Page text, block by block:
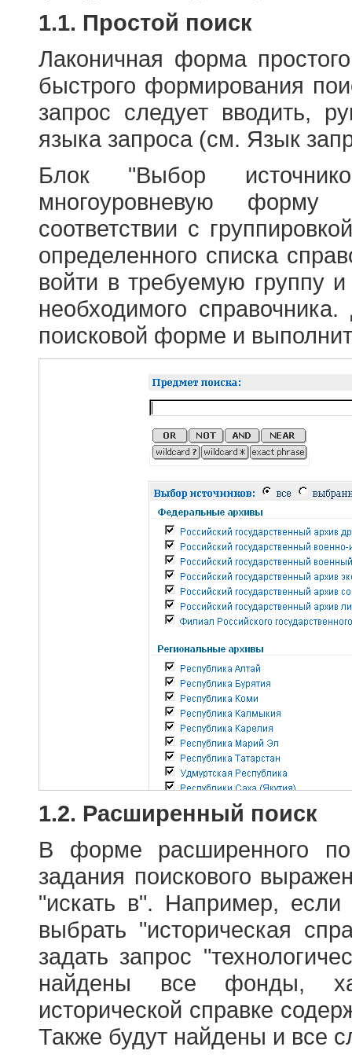
1.1. Простой поиск
Лаконичная форма
быстрого формирования
запрос следует вводить,
языка запроса (см. Язык
Блок "Выбор
многоуровневую форму
соответствии с
определенного списка
войти в требуемую группу и
необходимого
поисковой форме и
1.2. Расширенный поиск
В форме расширенного
задания поискового
"искать в". Например,
выбрать "историческая
задать запрос
найдены все фонды,
исторической справке
Также будут найдены и все